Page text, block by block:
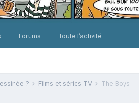
Forums Toute l’activité
? Films et séries TV The Boys